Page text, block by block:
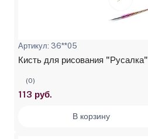
Артикул: 36**05
Кисть для рисования "Русалка"
(0)
113 руб.
В корзину